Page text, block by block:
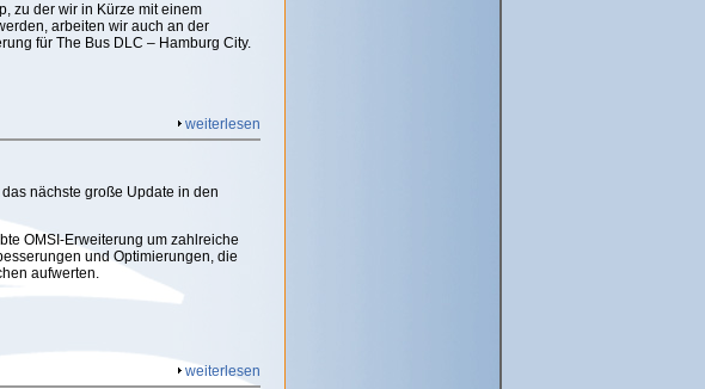
zu der wir in Kürze mit einem
arbeiten wir auch an der
für The Bus DLC – Hamburg City.
weiterlesen
nächste große Update in den
OMSI-Erweiterung um zahlreiche
und Optimierungen, die
aufwerten.
weiterlesen